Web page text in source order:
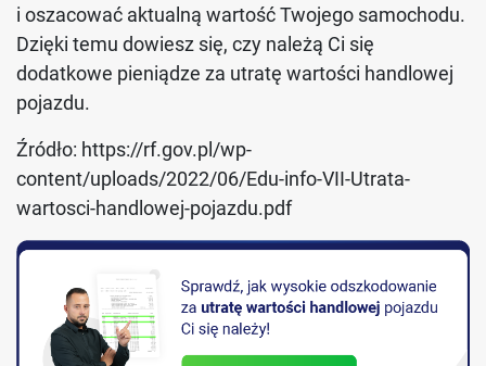
i oszacować aktualną wartość Twojego samochodu.
Dzięki temu dowiesz się, czy należą Ci się
dodatkowe pieniądze za utratę wartości handlowej
pojazdu.
Źródło: https://rf.gov.pl/wp-
content/uploads/2022/06/Edu-info-VII-Utrata-
wartosci-handlowej-pojazdu.pdf